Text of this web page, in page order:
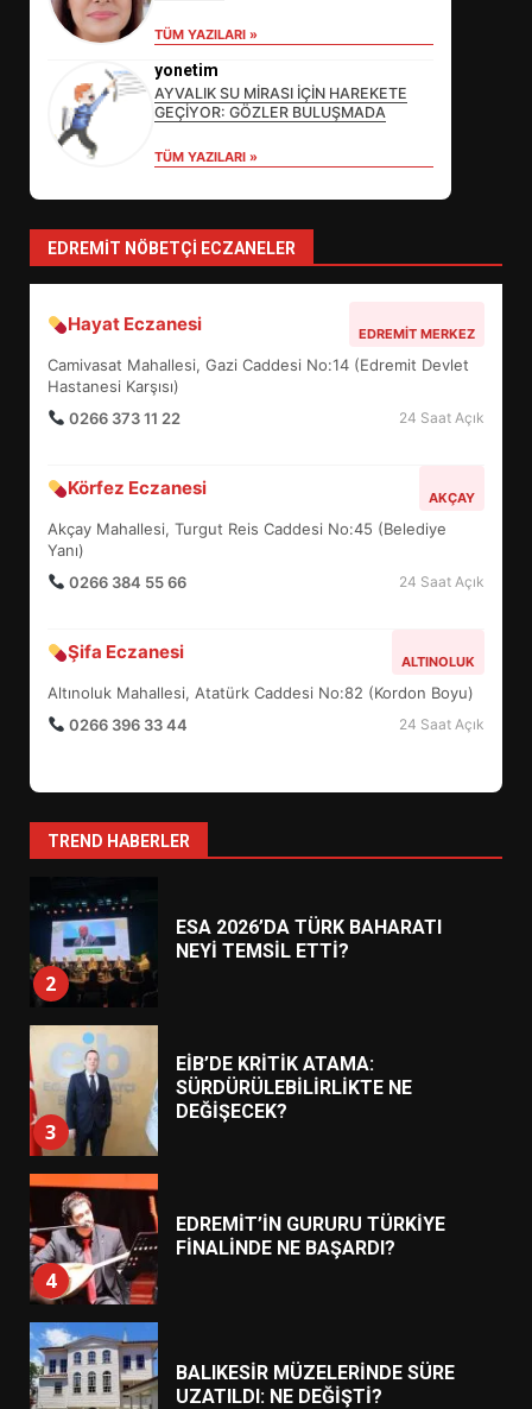
TÜM YAZILARI »
yonetim
AYVALIK SU MİRASI İÇİN HAREKETE
GEÇİYOR: GÖZLER BULUŞMADA
TÜM YAZILARI »
EDREMIT NÖBETÇI ECZANELER
Hayat Eczanesi EDREMIT MERKEZ
Camivasat Mahallesi, Gazi Caddesi No:14 (Edremit Devlet
Hastanesi Karşısı)
0266 373 11 22
24 Saat Açık
Körfez Eczanesi AKÇAY
Akçay Mahallesi, Turgut Reis Caddesi No:45 (Belediye
Yanı)
0266 384 55 66
24 Saat Açık
Şifa Eczanesi ALTINOLUK
Altınoluk Mahallesi, Atatürk Caddesi No:82 (Kordon Boyu)
0266 396 33 44
24 Saat Açık
TREND HABERLER
SÜRDÜRÜLEBİLİRLİKTE NE
DEĞİŞECEK?
4
5
BALIKESİR MÜZELERİNDE SÜRE
UZATILDI: NE DEĞİŞTİ?
6
TURNUVASI KAYITLARI NEYİ
7
YENİ YÖNETİM NASIL
ŞEKİLLENDİ?
1
HAREKETE GEÇİYOR: GÖZLER
2
ESA 2026’DA TÜRK BAHARATI
NEYİ TEMSİL ETTİ?
3
EİB’DE KRİTİK ATAMA:
SÜRDÜRÜLEBİLİRLİKTE NE
DEĞİŞECEK?
4
EDREMİT’İN GURURU TÜRKİYE
FİNALİNDE NE BAŞARDI?
BALIKESİR MÜZELERİNDE SÜRE
UZATILDI: NE DEĞİŞTİ?